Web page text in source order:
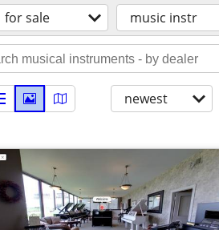
for sale music instr
newest